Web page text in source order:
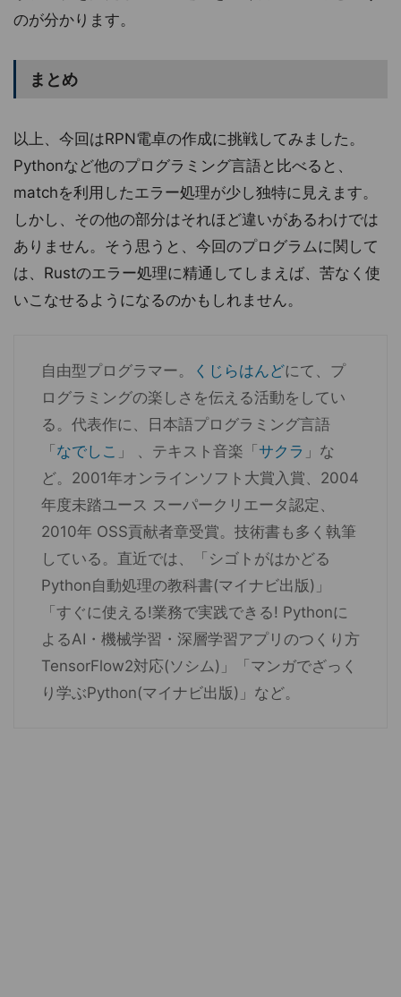
のが分かります。
まとめ
以上、今回はRPN電卓の作成に挑戦してみました。
Pythonなど他のプログラミング言語と比べると、
matchを利用したエラー処理が少し独特に見えます。
しかし、その他の部分はそれほど違いがあるわけでは
ありません。そう思うと、今回のプログラムに関して
は、Rustのエラー処理に精通してしまえば、苦なく使
いこなせるようになるのかもしれません。
自由型プログラマー。 くじらはんどにて、プ
ログラミングの楽しさを伝える活動をしてい
る。代表作に、日本語プログラミング言語
「なでしこ 」 、テキスト音楽「サクラ 」な
ど。2001年オンラインソフト大賞入賞、2004
年度未踏ユース スーパークリエータ認定、
2010年 OSS貢献者章受賞。技術書も多く執筆
している。直近では、「シゴトがはかどる
Python自動処理の教科書(マイナビ出版)」
「すぐに使える!業務で実践できる! Pythonに
よるAI・機械学習・深層学習アプリのつくり方
TensorFlow2対応(ソシム)」「マンガでざっく
り学ぶPython(マイナビ出版)」など。